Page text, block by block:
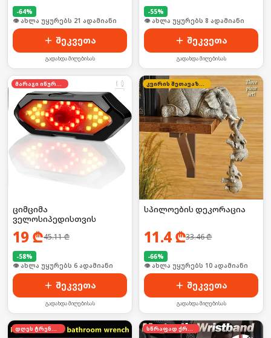
-64%
🛒 ბოლო 24სთ-ში იყიდა 33-მა
შეკვეთა
გადახდა მიღებისას
-55%
🛒 ბოლო 24სთ-ში იყიდა 16-მა
შეკვეთა
გადახდა მიღებისას
ციმციმა
ველოსიპედისთვის
19 ₾45.11₾
-58%
🛒 ბოლო 24სთ-ში იყიდა 9-მა
შეკვეთა
გადახდა მიღებისას
სპილოების დეკორაცია
11.4₾33.46₾
-66%
🛒 ბოლო 24სთ-ში იყიდა 18-მა
შეკვეთა
გადახდა მიღებისას